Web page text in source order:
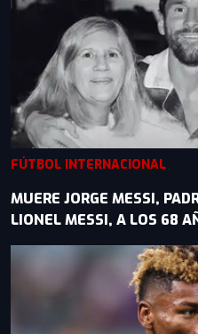
FÚTBOL INTERNACIONAL
MUERE JORGE MESSI,
LIONEL MESSI, A LOS 68